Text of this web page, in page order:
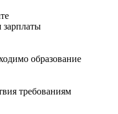
образование
требованиям